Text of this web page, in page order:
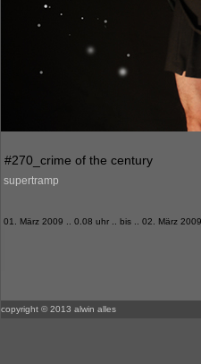
#270_crime of the century
supertramp
01. März 2009 .. 0.08 uhr .. bis .. 02. März
copyright © 2013 alwin alles